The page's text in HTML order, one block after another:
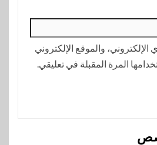
والموقع الإلكتروني
المرة المقبلة في تعليقي.